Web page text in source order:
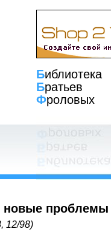
Библиотека
Братьев
Фроловых
новые проблемы
12/98)